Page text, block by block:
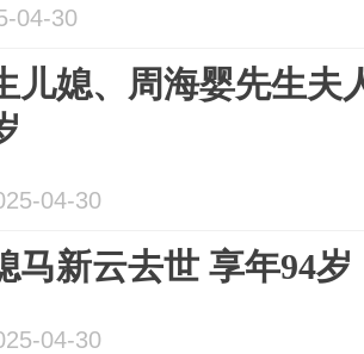
04-30
儿媳、周海婴先生夫
04-30
马新云去世 享年94岁
04-30